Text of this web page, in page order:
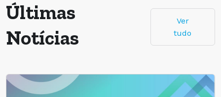
Últimas
Notícias
Ver
tudo